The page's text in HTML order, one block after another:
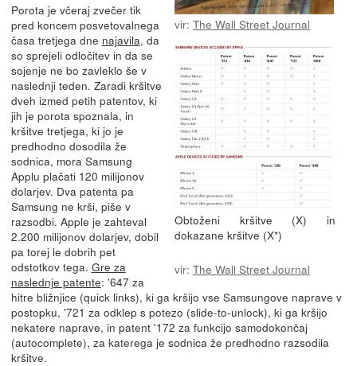
vir: The Wall Street Journal
Obtoženi kršitve (X) in
dokazane kršitve (X*)
vir: The Wall Street Journal
Porota je včeraj zvečer tik
pred koncem posvetovalnega
časa tretjega dne najavila, da
so sprejeli odločitev in da se
sojenje ne bo zavleklo še v
naslednji teden. Zaradi kršitve
dveh izmed petih patentov, ki
jih je porota spoznala, in
kršitve tretjega, ki jo je
predhodno dosodila že
sodnica, mora Samsung
Applu plačati 120 milijonov
dolarjev. Dva patenta pa
Samsung ne krši, piše v
razsodbi. Apple je zahteval
2.200 milijonov dolarjev, dobil
pa torej le dobrih pet
odstotkov tega. Gre za
naslednje patente: '647 za
hitre bližnjice (quick links), ki ga kršijo vse Samsungove naprave v
postopku, '721 za odklep s potezo (slide-to-unlock), ki ga kršijo
nekatere naprave, in patent '172 za funkcijo samodokončaj
(autocomplete), za katerega je sodnica že predhodno razsodila
kršitve.